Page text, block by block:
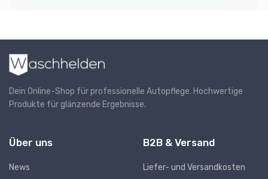
Dein Online-Shop für professionelle Autopflege. Hochwertige
Produkte für glänzende Ergebnisse.
Über uns
News
B2B & Versand
Liefer- und Versandkosten